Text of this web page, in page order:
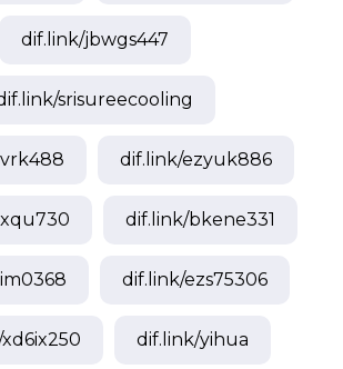
dif.link/jbwgs447
srisureecooling
dif.link/ezyuk886
dif.link/bkene331
dif.link/ezs75306
xd6ix250 dif.link/yihua